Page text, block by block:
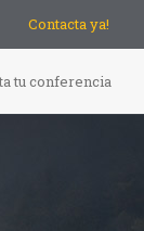
Contacta ya!
tu conferencia